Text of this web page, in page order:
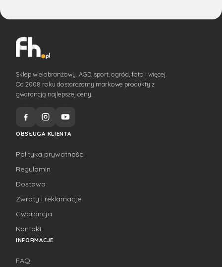
Sklep wielobranżowy. AGD, sport, ogród, foto i więcej.
Od 2008 roku dostarczamy markowe produkty z
gwarancją najlepszej ceny.
OBSŁUGA KLIENTA
Polityka prywatności
Regulamin
Dostawa
Zwroty i reklamacje
Gwarancja
Kontakt
INFORMACJE
FAQ